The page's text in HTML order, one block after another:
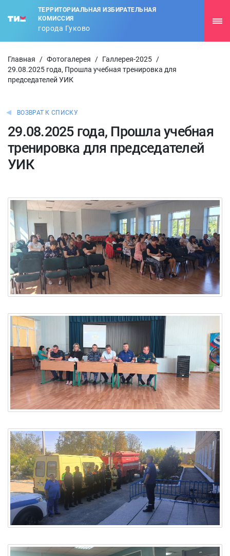
ТЕРРИТОРИАЛЬНАЯ ИЗБИРАТЕЛЬНАЯ
КОМИССИЯ
города Гуково
Главная / Фотогалерея / Галлерея-2025 /
29.08.2025 года, Прошла учебная тренировка для
председателей УИК
ВОЗВРАТ К СПИСКУ
29.08.2025 года, Прошла учебная
тренировка для председателей
УИК